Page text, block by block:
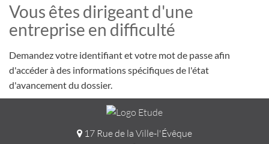
Vous êtes dirigeant d'une
entreprise en difficulté
Demandez votre identifiant et votre mot de passe afin
d'accéder à des informations spécifiques de l'état
d'avancement du dossier.
17 Rue de la Ville-l'Évêque